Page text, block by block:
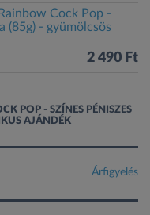
Cock Pop -
(85g) - gyümölcsös
2 490 Ft
POP - SZÍNES PÉNISZES
AJÁNDÉK
Árfigyelés